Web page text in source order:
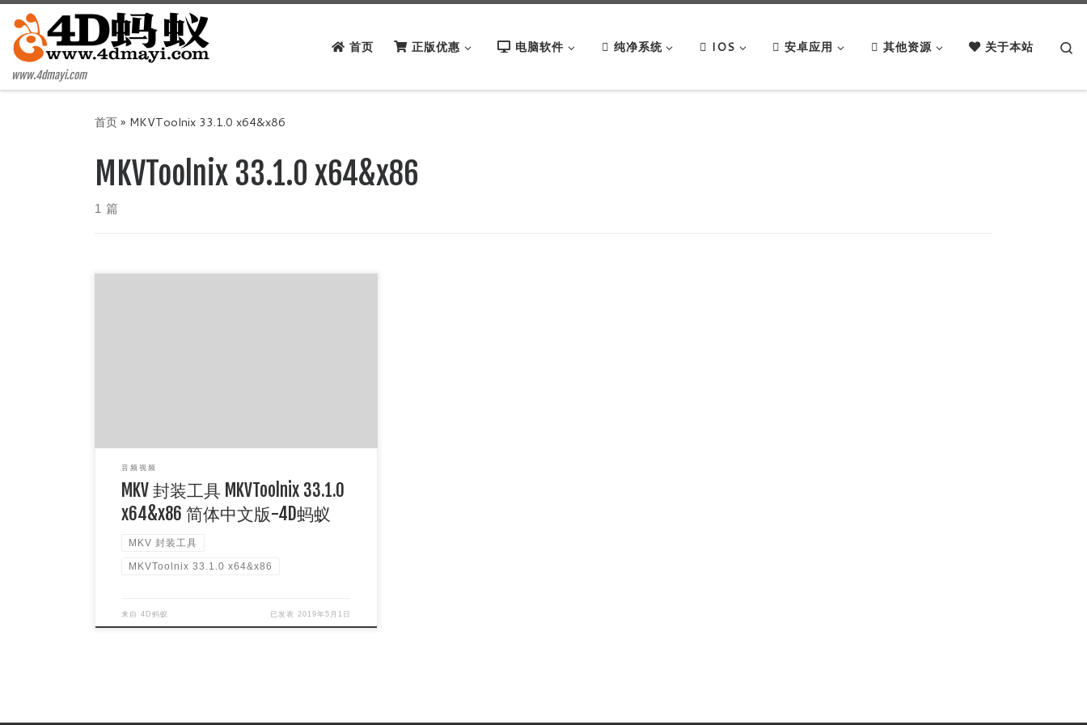
Skip to content
www.4dmayi.com
首页 正版优惠 电脑软件 纯净系统 IOS 安卓应用 其他资源 关于本站
首页» MKVToolnix 33.1.0 x64&x86
MKVToolnix 33.1.0 x64&x86
1 篇
音频视频
MKV 封装工具 MKVToolnix 33.1.0
x64&x86 简体中文版-4D蚂蚁
MKV 封装工具
MKVToolnix 33.1.0 x64&x86
来自4D蚂蚁 已发表 2019年5月1日